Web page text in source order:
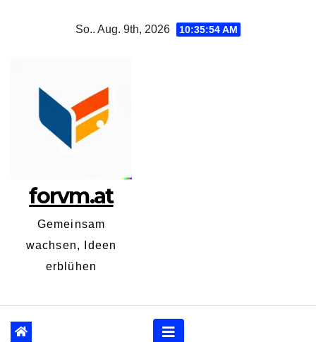
So.. Aug. 9th, 2026 10:35:54 AM
forvm.at
Gemeinsam
wachsen, Ideen
erblühen